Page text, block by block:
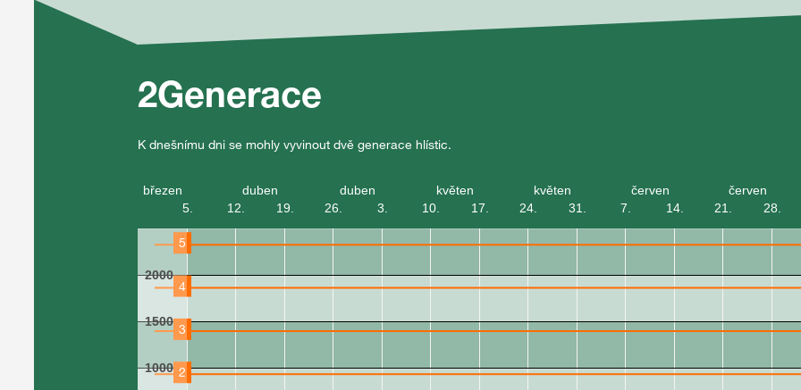
2Generace
K dnešnímu dni se mohly vyvinout dvě generace hlístic.
5. 12. 19. 26. 3. 10. 17. 24. 31. 7. 14. 21. 28.
březen duben duben květen květen červen červen
1000
1500
2000
2
3
4
5